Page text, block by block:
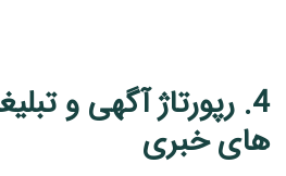
4. رپورتاژ آگهی و
های خبری